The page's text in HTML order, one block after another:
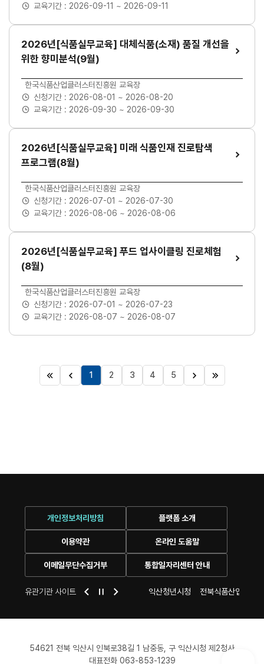
교육기간 : 2026-09-11 ~ 2026-09-11
2026년[식품실무교육] 대체식품(소재) 품질 개선을
위한 향미분석(9월)
교육장소
한국식품산업클러스터진흥원 교육장
신청기간 : 2026-08-01 ~ 2026-08-20
교육기간 : 2026-09-30 ~ 2026-09-30
2026년[식품실무교육] 미래 식품인재 진로탐색
프로그램(8월)
교육장소
한국식품산업클러스터진흥원 교육장
신청기간 : 2026-07-01 ~ 2026-07-30
교육기간 : 2026-08-06 ~ 2026-08-06
2026년[식품실무교육] 푸드 업사이클링 진로체험
(8월)
교육장소
한국식품산업클러스터진흥원 교육장
신청기간 : 2026-07-01 ~ 2026-07-23
교육기간 : 2026-08-07 ~ 2026-08-07
1 2 3 4 5
개인정보처리방침 플랫폼 소개
이용약관 온라인 도움말
이메일무단수집거부 통합일자리센터 안내
유관기관 사이트
익산 시청 익산여성새로일하기센터 익산청년시청 전북식품산업일자
54621 전북 익산시 인북로38길 1 남중동, 구 익산시청 제2청사
대표전화 063-853-1239